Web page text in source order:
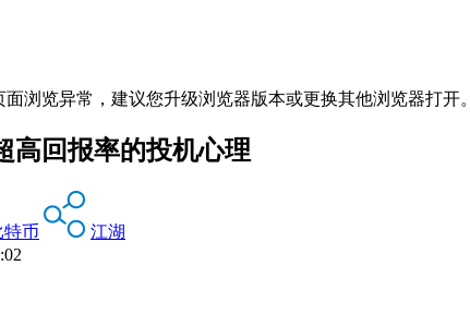
浏览异常，建议您升级浏览器版本或更换其他浏览器打开。
高回报率的投机心理
特币
江湖